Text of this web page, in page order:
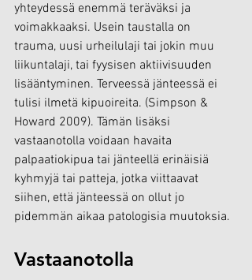
yhteydessä enemmä teräväksi ja
voimakkaaksi. Usein taustalla on
trauma, uusi urheilulaji tai jokin muu
liikuntalaji, tai fyysisen aktiivisuuden
lisääntyminen. Terveessä jänteessä ei
tulisi ilmetä kipuoireita. (Simpson &
Howard 2009). Tämän lisäksi
vastaanotolla voidaan havaita
palpaatiokipua tai jänteellä erinäisiä
kyhmyjä tai patteja, jotka viittaavat
siihen, että jänteessä on ollut jo
pidemmän aikaa patologisia muutoksia.
Vastaanotolla